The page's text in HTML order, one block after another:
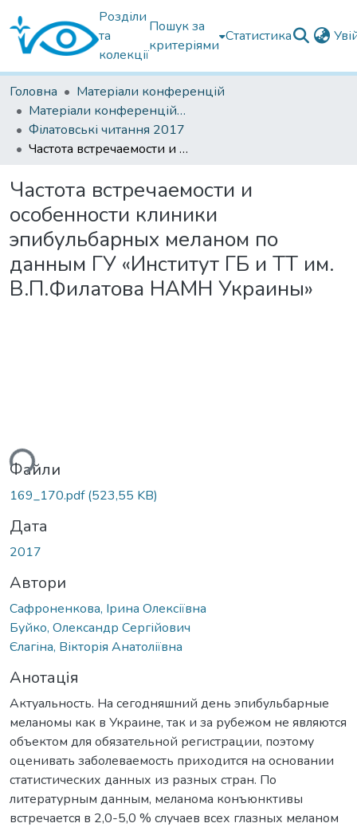
Розділи
та
колекції
Пошук за
критеріями
Статистика
Головна
Матеріали конференцій
Матеріали конференцій Інституту Філатова
Філатовські читання 2017
Частота встречаемости и особенности клиники эпибульбарных меланом по данным ГУ «Институт ГБ и ТТ им. В.П.Филатова НАМН Украины»
Частота встречаемости и
особенности клиники
эпибульбарных меланом по
данным ГУ «Институт ГБ и ТТ им.
В.П.Филатова НАМН Украины»
Файли
169_170.pdf(523,55 KB)
Дата
2017
Автори
Сафроненкова, Ірина Олексіївна
Буйко, Олександр Сергійович
Єлагіна, Вікторія Анатоліївна
Анотація
Актуальность. На сегодняшний день эпибульбарные
меланомы как в Украине, так и за рубежом не являются
объектом для обязательной регистрации, поэтому
оценивать заболеваемость приходится на основании
статистических данных из разных стран. По
литературным данным, меланома конъюнктивы
встречается в 2,0-5,0 % случаев всех глазных меланом